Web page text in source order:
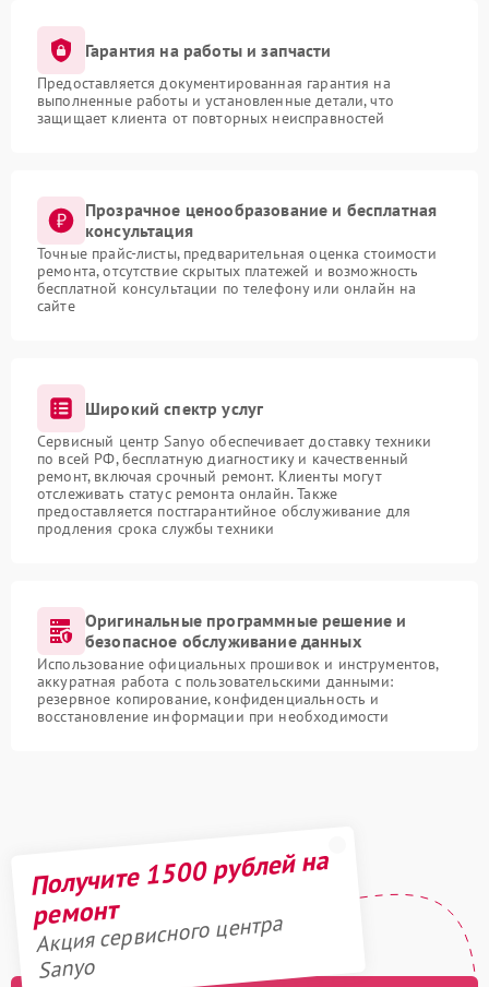
Гарантия на работы и запчасти
Предоставляется документированная гарантия на
выполненные работы и установленные детали, что
защищает клиента от повторных неисправностей
Прозрачное ценообразование и бесплатная
консультация
Точные прайс-листы, предварительная оценка стоимости
ремонта, отсутствие скрытых платежей и возможность
бесплатной консультации по телефону или онлайн на
сайте
Широкий спектр услуг
Сервисный центр Sanyo обеспечивает доставку техники
по всей РФ, бесплатную диагностику и качественный
ремонт, включая срочный ремонт. Клиенты могут
отслеживать статус ремонта онлайн. Также
предоставляется постгарантийное обслуживание для
продления срока службы техники
Оригинальные программные решение и
безопасное обслуживание данных
Использование официальных прошивок и инструментов,
аккуратная работа с пользовательскими данными:
резервное копирование, конфиденциальность и
восстановление информации при необходимости
Получите 1500 рублей на
ремонт
Акция сервисного центра
Sanyo